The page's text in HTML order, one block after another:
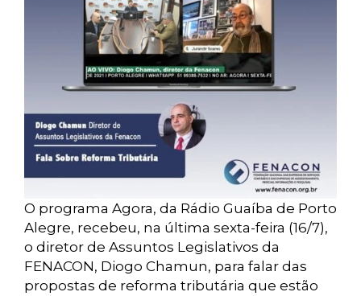
O programa Agora, da Rádio Guaíba de Porto
Alegre, recebeu, na última sexta-feira (16/7),
o diretor de Assuntos Legislativos da
FENACON, Diogo Chamun, para falar das
propostas de reforma tributária que estão